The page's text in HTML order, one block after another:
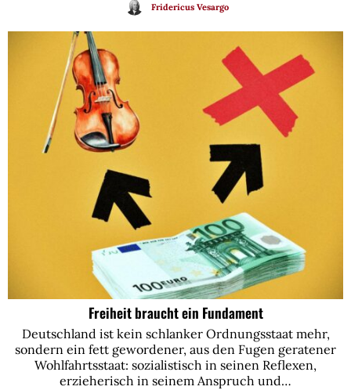
Fridericus Vesargo
Freiheit braucht ein Fundament
Deutschland ist kein schlanker Ordnungsstaat mehr,
sondern ein fett gewordener, aus den Fugen geratener
Wohlfahrtsstaat: sozialistisch in seinen Reflexen,
erzieherisch in seinem Anspruch und…